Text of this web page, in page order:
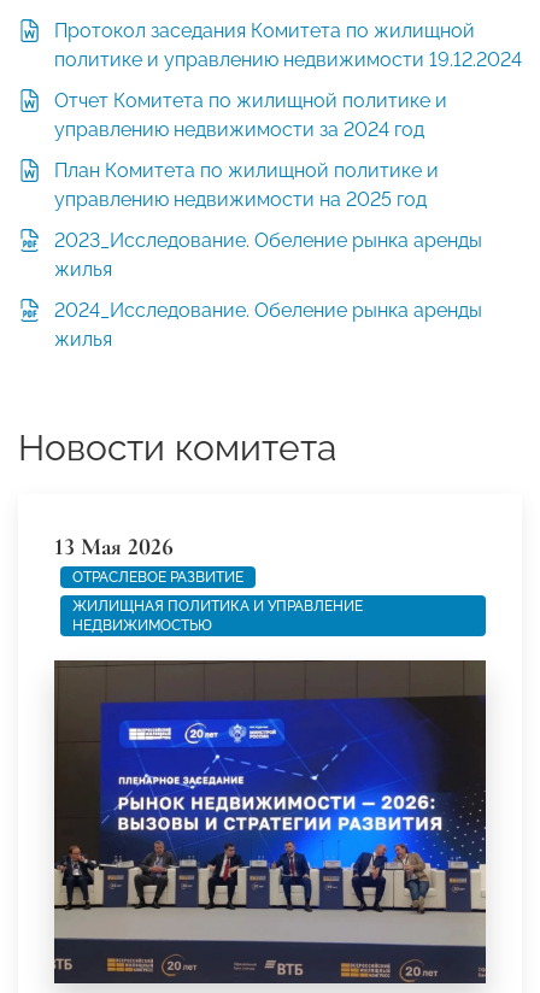
Протокол заседания Комитета по жилищной
политике и управлению недвижимости 19.12.2024
Отчет Комитета по жилищной политике и
управлению недвижимости за 2024 год
План Комитета по жилищной политике и
управлению недвижимости на 2025 год
2023_Исследование. Обеление рынка аренды
жилья
2024_Исследование. Обеление рынка аренды
жилья
Новости комитета
13 Мая 2026
ОТРАСЛЕВОЕ РАЗВИТИЕ
ЖИЛИЩНАЯ ПОЛИТИКА И УПРАВЛЕНИЕ
НЕДВИЖИМОСТЬЮ